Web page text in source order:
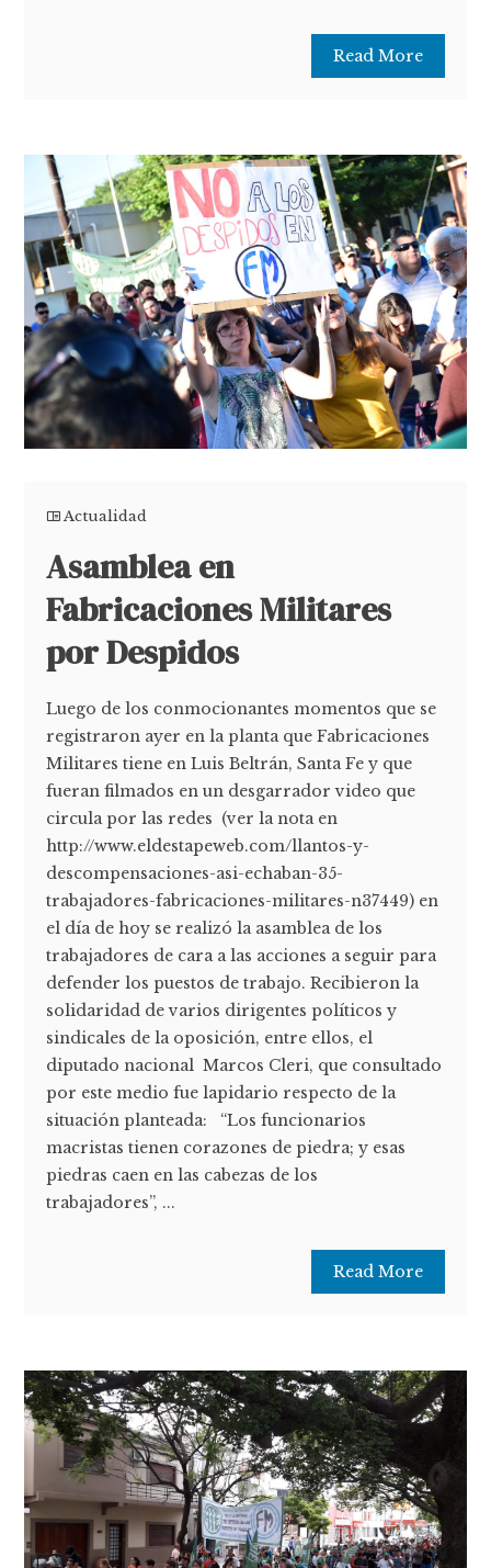
Read More
Actualidad
Asamblea en
Fabricaciones Militares
por Despidos
Luego de los conmocionantes momentos que se
registraron ayer en la planta que Fabricaciones
Militares tiene en Luis Beltrán, Santa Fe y que
fueran filmados en un desgarrador video que
circula por las redes (ver la nota en
http://www.eldestapeweb.com/llantos-y-
descompensaciones-asi-echaban-35-
trabajadores-fabricaciones-militares-n37449) en
el día de hoy se realizó la asamblea de los
trabajadores de cara a las acciones a seguir para
defender los puestos de trabajo. Recibieron la
solidaridad de varios dirigentes políticos y
sindicales de la oposición, entre ellos, el
diputado nacional Marcos Cleri, que consultado
por este medio fue lapidario respecto de la
situación planteada: “Los funcionarios
macristas tienen corazones de piedra; y esas
piedras caen en las cabezas de los
trabajadores”, ...
Read More